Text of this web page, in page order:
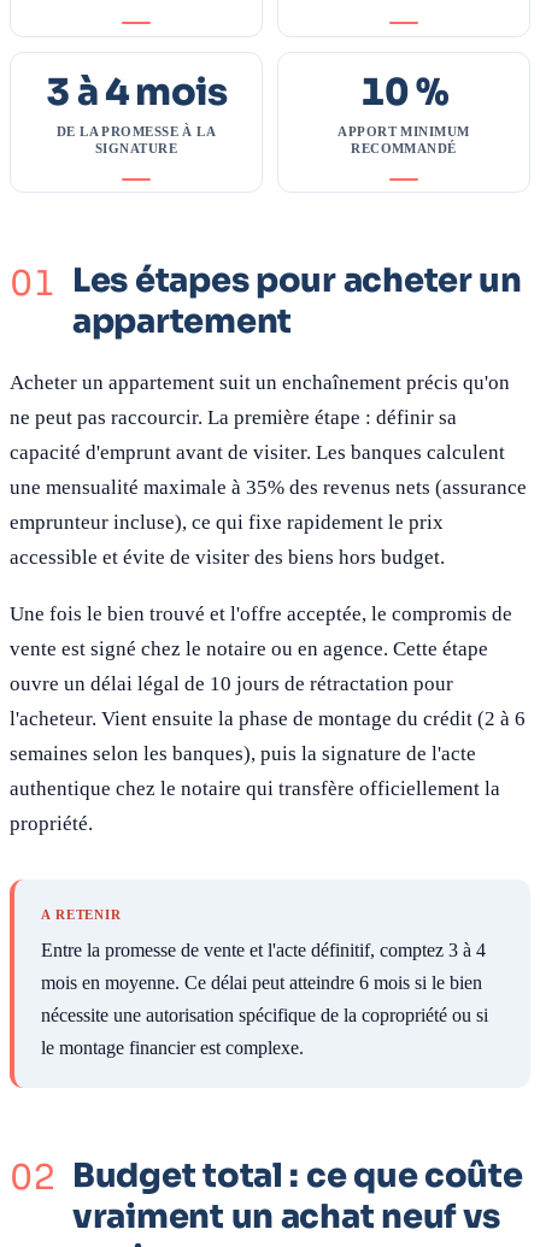
3 à 4 mois
DE LA PROMESSE À LA
SIGNATURE
10 %
APPORT MINIMUM
RECOMMANDÉ
Les étapes pour acheter un
appartement
Acheter un appartement suit un enchaînement précis qu'on
ne peut pas raccourcir. La première étape : définir sa
capacité d'emprunt avant de visiter. Les banques calculent
une mensualité maximale à 35% des revenus nets (assurance
emprunteur incluse), ce qui fixe rapidement le prix
accessible et évite de visiter des biens hors budget.
Une fois le bien trouvé et l'offre acceptée, le compromis de
vente est signé chez le notaire ou en agence. Cette étape
ouvre un délai légal de 10 jours de rétractation pour
l'acheteur. Vient ensuite la phase de montage du crédit (2 à 6
semaines selon les banques), puis la signature de l'acte
authentique chez le notaire qui transfère officiellement la
propriété.
A RETENIR
Entre la promesse de vente et l'acte définitif, comptez 3 à 4
mois en moyenne. Ce délai peut atteindre 6 mois si le bien
nécessite une autorisation spécifique de la copropriété ou si
le montage financier est complexe.
Budget total : ce que coûte
vraiment un achat neuf vs